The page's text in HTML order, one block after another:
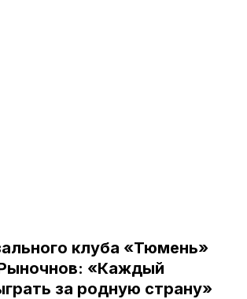
клуба «Тюмень»
«Каждый
за родную страну»